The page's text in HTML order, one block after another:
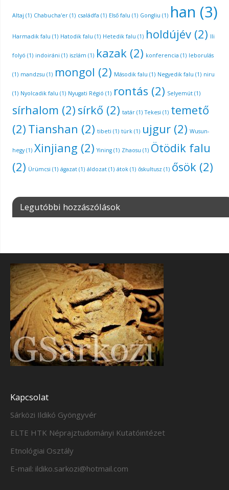
Altaj (1) Chabucha'er(1) családfa (1) Első falu (1) Gongliu (1) han (3)
Harmadik falu (1) Hatodik falu (1) Hetedik falu (1) holdújév(2) Ili
folyó (1) indoiráni (1) iszlám (1) kazak(2) konferencia (1) leborulás
(1) mandzsu (1) mongol (2) Második falu (1) Negyedik falu (1) niru
(1) Nyolcadik falu (1) Nyugati Régió (1) rontás (2) Selyemút(1)
sírhalom (2) sírkő (2) tatár(1) Tekesi (1) temető
(2) Tianshan (2) tibeti (1) türk(1) ujgur(2) Wusun-
hegy(1) Xinjiang (2) Yining(1) Zhaosu (1) Ötödik falu
(2) Ürümcsi (1) ágazat(1) áldozat(1) átok(1) őskultusz (1) ősök(2)
Legutóbbi hozzászólások
Kapcsolat
Sárközi Ildikó Gyöngyvér
ELTE HTK Néprajztudományi Kutatóintézet
Etnológiai Osztály
E-mail: ildiko.sarkozi@hotmail.com